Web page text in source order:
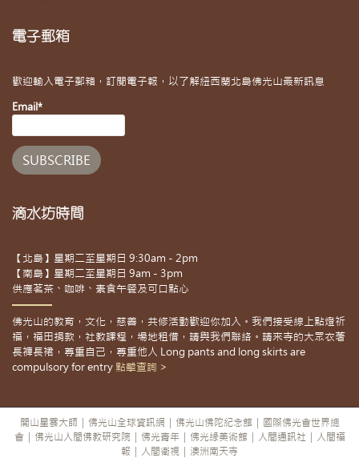
電子郵箱
歡迎輸入電子郵箱，訂閱電子報，以了解紐西蘭北島佛光山最新訊息
Email*
滴水坊時間
【北島】星期二至星期日 9:30am - 2pm
【南島】星期二至星期日 9am - 3pm
供應茗茶、咖啡、素食午餐及可口點心
佛光山的教育，文化，慈善，共修活動歡迎你加入。我們接受線上點燈祈
福，福田捐款，社教課程，場地租借，請與我們聯絡。請來寺的大眾衣著
長褲長裙，尊重自己，尊重他人 Long pants and long skirts are
compulsory for entry 點擊查詢 >
開山星雲大師 佛光山全球資訊網 佛光山佛陀紀念館
國際佛光會世界總
會
佛光山人間佛教研究院 佛光青年 佛光緣美術館 人間通訊社
人間福
報
人間衛視 澳洲南天寺